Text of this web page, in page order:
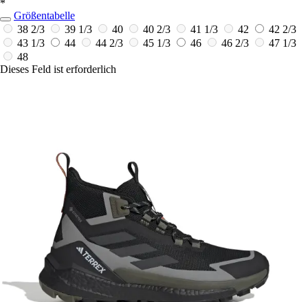
*
Größentabelle
38 2/3
39 1/3 40 40 2/3 41 1/3 42
42 2/3
43 1/3
44 44 2/3 45 1/3 46 46 2/3
47 1/3
48
Dieses Feld ist erforderlich